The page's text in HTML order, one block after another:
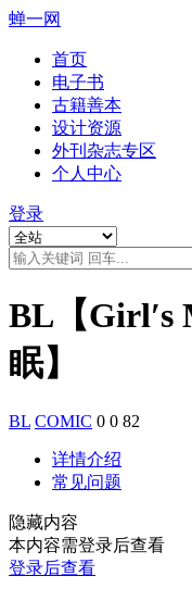
蝉一网
首页
电子书
古籍善本
设计资源
外刊杂志专区
个人中心
登录
BL【Girl′s
眠】
BL COMIC 0 0 82
详情介绍
常见问题
隐藏内容
本内容需登录后查看
登录后查看